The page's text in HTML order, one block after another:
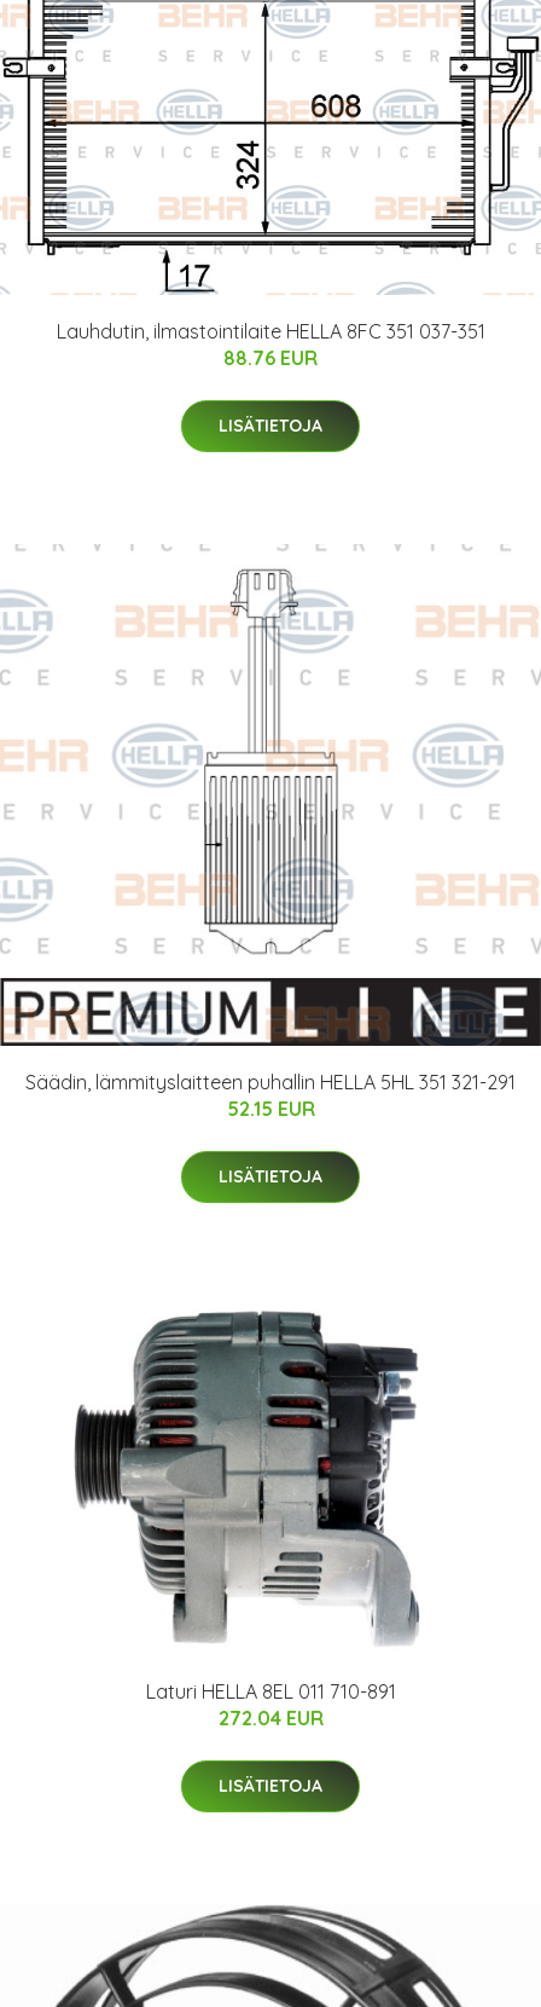
Lauhdutin, ilmastointilaite HELLA 8FC 351 037-351
88.76 EUR
LISÄTIETOJA
Säädin, lämmityslaitteen puhallin HELLA 5HL 351 321-291
52.15 EUR
LISÄTIETOJA
Laturi HELLA 8EL 011 710-891
272.04 EUR
LISÄTIETOJA